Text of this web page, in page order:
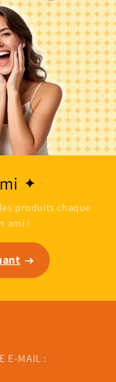
produits chaque
ami !
E-MAIL :